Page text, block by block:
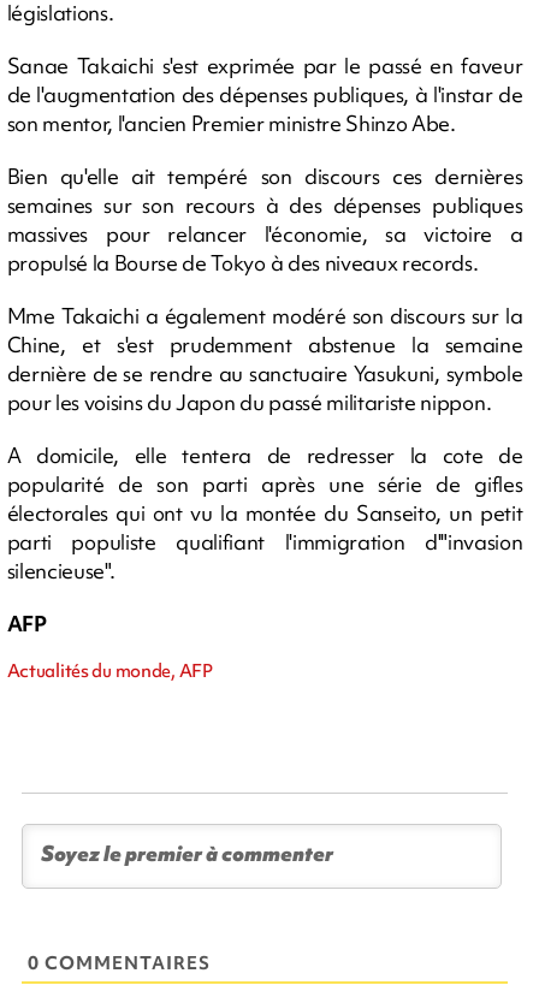
législations.
Sanae Takaichi s'est exprimée par le passé en faveur
de l'augmentation des dépenses publiques, à l'instar de
son mentor, l'ancien Premier ministre Shinzo Abe.
Bien qu'elle ait tempéré son discours ces dernières
semaines sur son recours à des dépenses publiques
massives pour relancer l'économie, sa victoire a
propulsé la Bourse de Tokyo à des niveaux records.
Mme Takaichi a également modéré son discours sur la
Chine, et s'est prudemment abstenue la semaine
dernière de se rendre au sanctuaire Yasukuni, symbole
pour les voisins du Japon du passé militariste nippon.
A domicile, elle tentera de redresser la cote de
popularité de son parti après une série de gifles
électorales qui ont vu la montée du Sanseito, un petit
parti populiste qualifiant l'immigration d'"invasion
silencieuse".
AFP
Actualités du monde, AFP
0 COMMENTAIRES